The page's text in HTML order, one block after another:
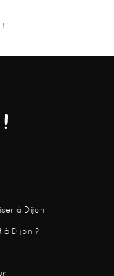
!
à Dijon
à Dijon ?